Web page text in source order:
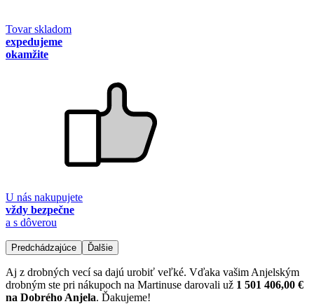
Tovar skladom
expedujeme
okamžite
U nás nakupujete
vždy bezpečne
a s dôverou
Predchádzajúce Ďalšie
Aj z drobných vecí sa dajú urobiť veľké. Vďaka vašim Anjelským
drobným ste pri nákupoch na Martinuse darovali už 1 501 406,00 €
na Dobrého Anjela. Ďakujeme!